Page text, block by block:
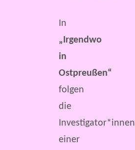
In
„Irgendwo
in
Ostpreußen“
folgen
die
Investigator*innen
einer